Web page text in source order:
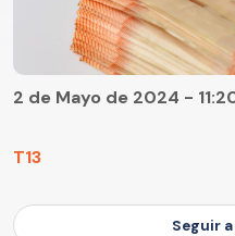
T13
2 de Mayo de 2024 -
Seguir a